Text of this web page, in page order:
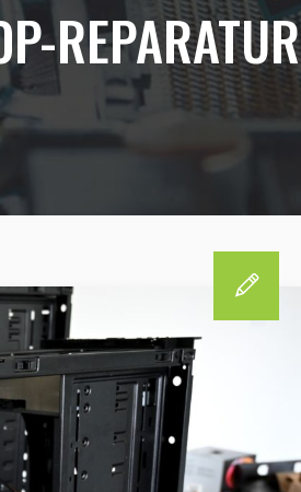
REPARATUR